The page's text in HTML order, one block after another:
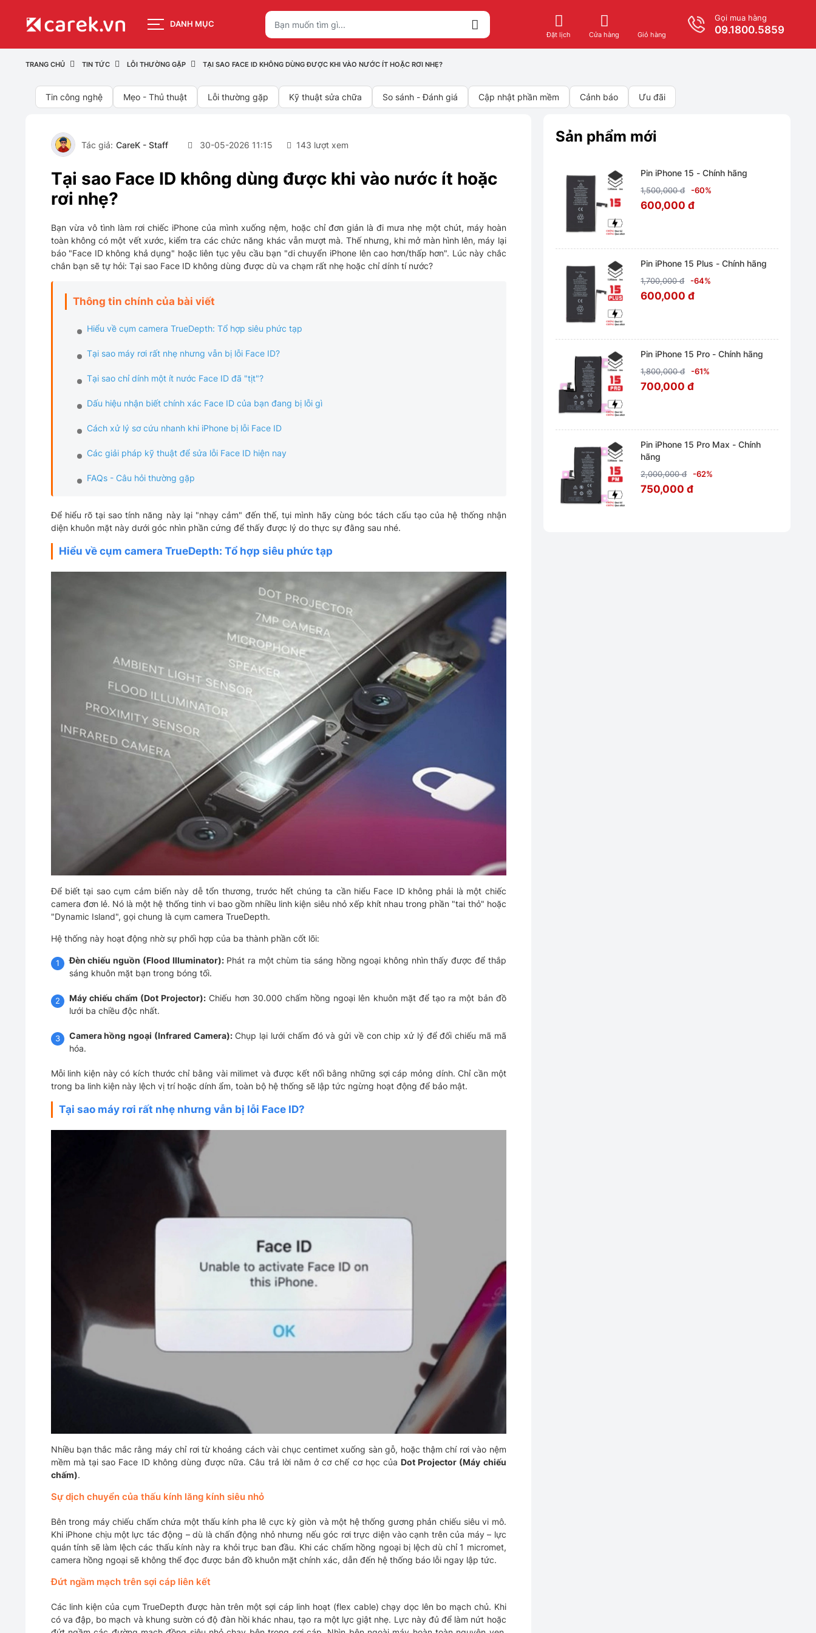
DANH MỤC
Đặt lịch Cửa hàng Giỏ hàng
Gọi mua hàng
09.1800.5859
TRANG CHỦ TIN TỨC LỖI THƯỜNG GẶP TẠI SAO FACE ID KHÔNG DÙNG ĐƯỢC KHI VÀO NƯỚC ÍT HOẶC RƠI NHẸ?
Tin công nghệ Mẹo - Thủ thuật Lỗi thường gặp Kỹ thuật sửa chữa So sánh - Đánh giá Cập nhật phần mềm Cảnh báo Ưu đãi
Tác giả: CareK - Staff 30-05-2026 11:15 143 lượt xem
Tại sao Face ID không dùng được khi vào nước ít hoặc
rơi nhẹ?
Bạn vừa vô tình làm rơi chiếc iPhone của mình xuống nệm, hoặc chỉ đơn giản là đi mưa nhẹ một chút, máy hoàn
toàn không có một vết xước, kiểm tra các chức năng khác vẫn mượt mà. Thế nhưng, khi mở màn hình lên, máy lại
báo "Face ID không khả dụng" hoặc liên tục yêu cầu bạn "di chuyển iPhone lên cao hơn/thấp hơn". Lúc này chắc
chắn bạn sẽ tự hỏi: Tại sao Face ID không dùng được dù va chạm rất nhẹ hoặc chỉ dính tí nước?
Thông tin chính của bài viết
Hiểu về cụm camera TrueDepth: Tổ hợp siêu phức tạp
Tại sao máy rơi rất nhẹ nhưng vẫn bị lỗi Face ID?
Tại sao chỉ dính một ít nước Face ID đã "tịt"?
Dấu hiệu nhận biết chính xác Face ID của bạn đang bị lỗi gì
Cách xử lý sơ cứu nhanh khi iPhone bị lỗi Face ID
Các giải pháp kỹ thuật để sửa lỗi Face ID hiện nay
FAQs - Câu hỏi thường gặp
Để hiểu rõ tại sao tính năng này lại "nhạy cảm" đến thế, tụi mình hãy cùng bóc tách cấu tạo của hệ thống nhận
diện khuôn mặt này dưới góc nhìn phần cứng để thấy được lý do thực sự đằng sau nhé.
Hiểu về cụm camera TrueDepth: Tổ hợp siêu phức tạp
Để biết tại sao cụm cảm biến này dễ tổn thương, trước hết chúng ta cần hiểu Face ID không phải là một chiếc
camera đơn lẻ. Nó là một hệ thống tinh vi bao gồm nhiều linh kiện siêu nhỏ xếp khít nhau trong phần "tai thỏ" hoặc
"Dynamic Island", gọi chung là cụm camera TrueDepth.
Hệ thống này hoạt động nhờ sự phối hợp của ba thành phần cốt lõi:
Đèn chiếu nguồn (Flood Illuminator):Phát ra một chùm tia sáng hồng ngoại không nhìn thấy được để thắp
sáng khuôn mặt bạn trong bóng tối.
Máy chiếu chấm (Dot Projector): Chiếu hơn 30.000 chấm hồng ngoại lên khuôn mặt để tạo ra một bản đồ
lưới ba chiều độc nhất.
Camera hồng ngoại (Infrared Camera):Chụp lại lưới chấm đó và gửi về con chip xử lý để đối chiếu mã mã
hóa.
Mỗi linh kiện này có kích thước chỉ bằng vài milimet và được kết nối bằng những sợi cáp mỏng dính. Chỉ cần một
trong ba linh kiện này lệch vị trí hoặc dính ẩm, toàn bộ hệ thống sẽ lập tức ngừng hoạt động để bảo mật.
Tại sao máy rơi rất nhẹ nhưng vẫn bị lỗi Face ID?
Nhiều bạn thắc mắc rằng máy chỉ rơi từ khoảng cách vài chục centimet xuống sàn gỗ, hoặc thậm chí rơi vào nệm
mềm mà tại sao Face ID không dùng được nữa. Câu trả lời nằm ở cơ chế cơ học của Dot Projector (Máy chiếu
chấm).
Sự dịch chuyển của thấu kính lăng kính siêu nhỏ
Bên trong máy chiếu chấm chứa một thấu kính pha lê cực kỳ giòn và một hệ thống gương phản chiếu siêu vi mô.
Khi iPhone chịu một lực tác động – dù là chấn động nhỏ nhưng nếu góc rơi trực diện vào cạnh trên của máy – lực
quán tính sẽ làm lệch các thấu kính này ra khỏi trục ban đầu. Khi các chấm hồng ngoại bị lệch dù chỉ 1 micromet,
camera hồng ngoại sẽ không thể đọc được bản đồ khuôn mặt chính xác, dẫn đến hệ thống báo lỗi ngay lập tức.
Đứt ngầm mạch trên sợi cáp liên kết
Các linh kiện của cụm TrueDepth được hàn trên một sợi cáp linh hoạt (flex cable) chạy dọc lên bo mạch chủ. Khi
có va đập, bo mạch và khung sườn có độ đàn hồi khác nhau, tạo ra một lực giật nhẹ. Lực này đủ để làm nứt hoặc
Sản phẩm mới
Pin iPhone 15 - Chính hãng
1,500,000 đ -60%
600,000 đ
Pin iPhone 15 Plus - Chính hãng
1,700,000 đ -64%
600,000 đ
Pin iPhone 15 Pro - Chính hãng
1,800,000 đ -61%
700,000 đ
Pin iPhone 15 Pro Max - Chính
hãng
2,000,000 đ -62%
750,000 đ